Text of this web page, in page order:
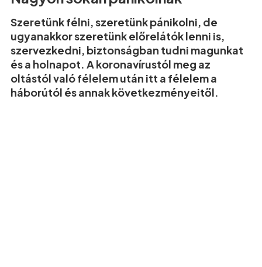
Szeretünk félni, szeretünk pánikolni, de
ugyanakkor szeretünk előrelátók lenni is,
szervezkedni, biztonságban tudni magunkat
és a holnapot. A koronavírustól meg az
oltástól való félelem után itt a félelem a
háborútól és annak következményeitől.